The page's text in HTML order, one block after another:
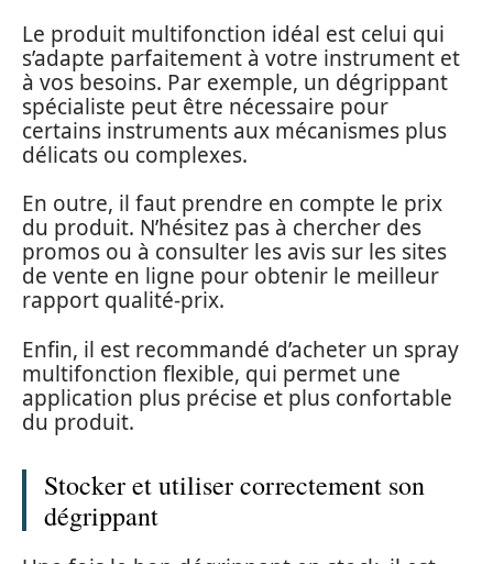
Le produit multifonction idéal est celui qui
s’adapte parfaitement à votre instrument et
à vos besoins. Par exemple, un dégrippant
spécialiste peut être nécessaire pour
certains instruments aux mécanismes plus
délicats ou complexes.
En outre, il faut prendre en compte le prix
du produit. N’hésitez pas à chercher des
promos ou à consulter les avis sur les sites
de vente en ligne pour obtenir le meilleur
rapport qualité-prix.
Enfin, il est recommandé d’acheter un spray
multifonction flexible, qui permet une
application plus précise et plus confortable
du produit.
Stocker et utiliser correctement son
dégrippant